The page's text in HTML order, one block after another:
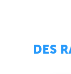
DES